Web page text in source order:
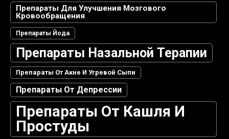
Препараты Для Улучшения Мозгового
Кровообращения
Препараты Йода
Препараты Назальной Терапии
Препараты От Акне И Угревой Сыпи
Препараты От Депрессии
Препараты От Кашля И
Простуды